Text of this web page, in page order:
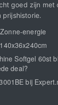
goed zijn met
prijshistorie.
energie
Softgel 60st
deal?
bij